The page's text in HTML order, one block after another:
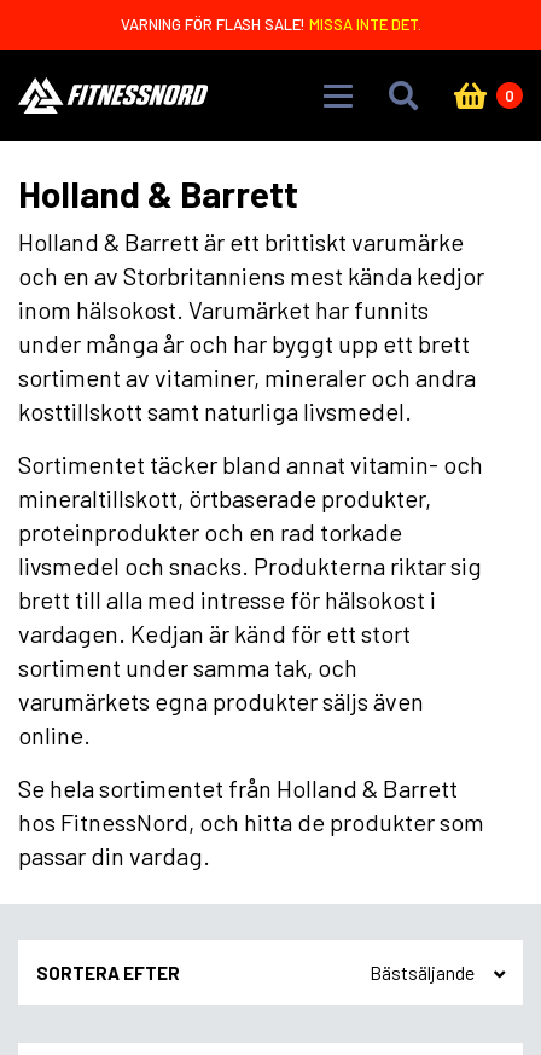
VARNING FÖR FLASH SALE! MISSA INTE DET.
0
Holland & Barrett
Holland & Barrett är ett brittiskt varumärke
och en av Storbritanniens mest kända kedjor
inom hälsokost. Varumärket har funnits
under många år och har byggt upp ett brett
sortiment av vitaminer, mineraler och andra
kosttillskott samt naturliga livsmedel.
Sortimentet täcker bland annat vitamin- och
mineraltillskott, örtbaserade produkter,
proteinprodukter och en rad torkade
livsmedel och snacks. Produkterna riktar sig
brett till alla med intresse för hälsokost i
vardagen. Kedjan är känd för ett stort
sortiment under samma tak, och
varumärkets egna produkter säljs även
online.
Se hela sortimentet från Holland & Barrett
hos FitnessNord, och hitta de produkter som
passar din vardag.
SORTERA EFTER